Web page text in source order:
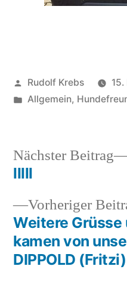
Veröffentlicht
von
Rudolf Krebs
Veröffentlicht
Allgemein,
Vorheriger
Weitere Grüsse
kamen von
DIPPOLD
Nächster Beitrag
lllll